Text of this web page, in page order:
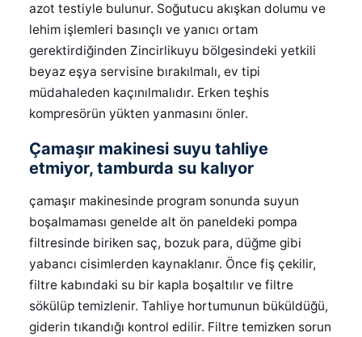
azot testiyle bulunur. Soğutucu akışkan dolumu ve
lehim işlemleri basınçlı ve yanıcı ortam
gerektirdiğinden Zincirlikuyu bölgesindeki yetkili
beyaz eşya servisine bırakılmalı, ev tipi
müdahaleden kaçınılmalıdır. Erken teşhis
kompresörün yükten yanmasını önler.
Çamaşır makinesi suyu tahliye
etmiyor, tamburda su kalıyor
çamaşır makinesinde program sonunda suyun
boşalmaması genelde alt ön paneldeki pompa
filtresinde biriken saç, bozuk para, düğme gibi
yabancı cisimlerden kaynaklanır. Önce fiş çekilir,
filtre kabındaki su bir kapla boşaltılır ve filtre
sökülüp temizlenir. Tahliye hortumunun büküldüğü,
giderin tıkandığı kontrol edilir. Filtre temizken sorun